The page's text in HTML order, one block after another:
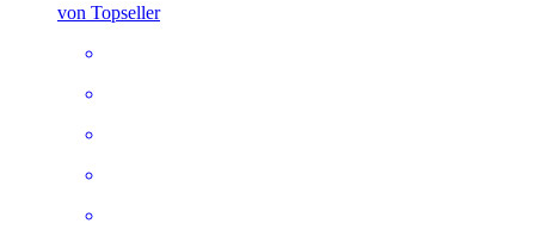
von Topseller